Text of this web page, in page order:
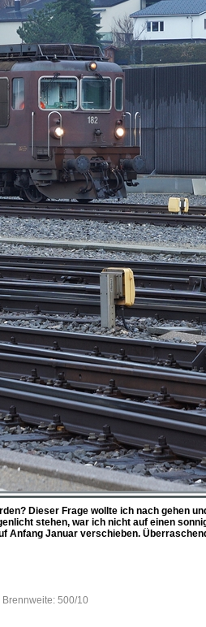
Dieser Frage wollte ich nach gehen
stehen, war ich nicht auf einen
Januar verschieben.
Brennweite: 500/10